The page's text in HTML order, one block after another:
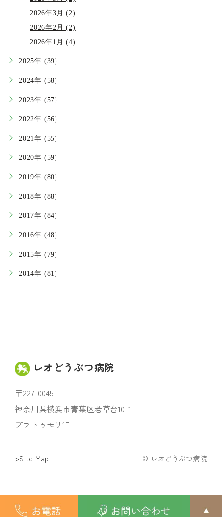
2026年3月 (2)
2026年2月 (2)
2026年1月 (4)
2025年 (39)
2024年 (58)
2023年 (57)
2022年 (56)
2021年 (55)
2020年 (59)
2019年 (80)
2018年 (88)
2017年 (84)
2016年 (48)
2015年 (79)
2014年 (81)
レオどうぶつ病院
〒227-0045
神奈川県横浜市青葉区若草台10-1
プラトゥモリ1F
>Site Map © レオどうぶつ病院